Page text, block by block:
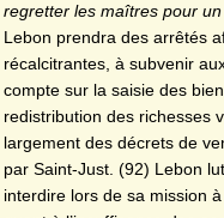
regretter les maîtres pour
Lebon prendra des arrêtés
récalcitrantes, à subvenir
compte sur la saisie des
redistribution des richesses
largement des décrets de
par Saint-Just. (92) Lebon
interdire lors de sa mission